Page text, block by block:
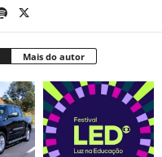
Mais do autor